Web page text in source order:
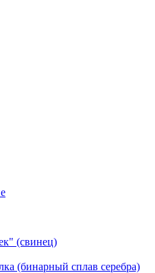
(свинец)
(бинарный сплав серебра)